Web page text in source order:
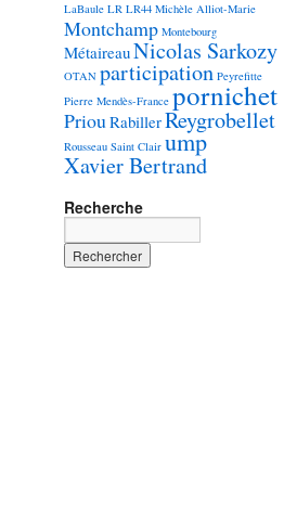
LaBaule LR LR44 Michèle Alliot-Marie
Montchamp Montebourg
MétaireauNicolas Sarkozy
OTAN participation Peyrefitte
Pierre Mendès-France pornichet
PriouRabillerReygrobellet
Rousseau Saint Clair ump
Xavier Bertrand
Recherche